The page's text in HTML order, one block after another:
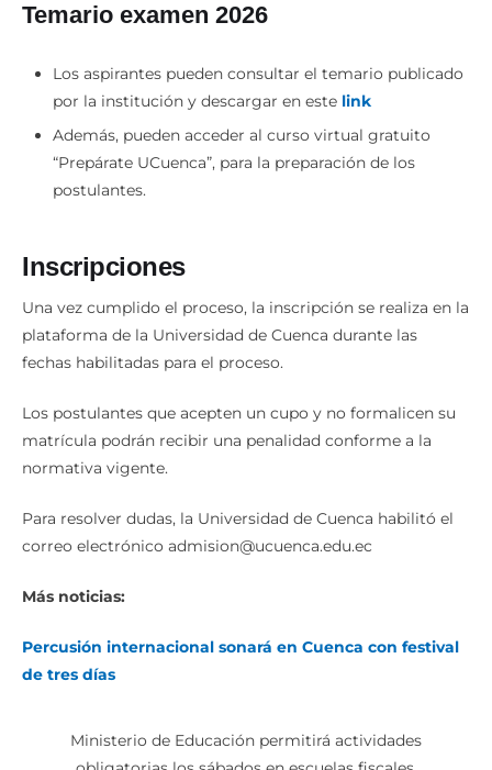
Temario examen 2026
Los aspirantes pueden consultar el temario publicado
por la institución y descargar en este link
Además, pueden acceder al curso virtual gratuito
“Prepárate UCuenca”, para la preparación de los
postulantes.
Inscripciones
Una vez cumplido el proceso, la inscripción se realiza en la
plataforma de la Universidad de Cuenca durante las
fechas habilitadas para el proceso.
Los postulantes que acepten un cupo y no formalicen su
matrícula podrán recibir una penalidad conforme a la
normativa vigente.
Para resolver dudas, la Universidad de Cuenca habilitó el
correo electrónico admision@ucuenca.edu.ec
Más noticias:
Percusión internacional sonará en Cuenca con festival
de tres días
Ministerio de Educación permitirá actividades